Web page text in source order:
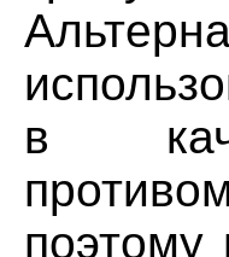
в
поэтому